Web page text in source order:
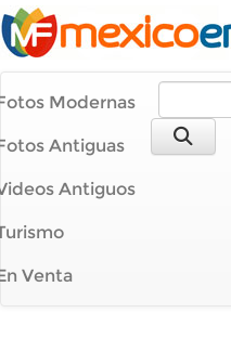
Modernas
Antiguas
Antiguos
Venta